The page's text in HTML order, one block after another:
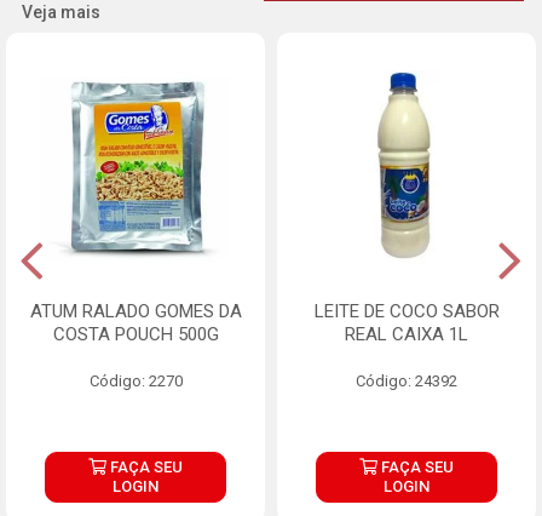
Veja mais
ATUM RALADO GOMES DA
COSTA POUCH 500G
Código: 2270
FAÇA SEU
LOGIN
LEITE DE COCO SABOR
REAL CAIXA 1L
Código: 24392
FAÇA SEU
LOGIN